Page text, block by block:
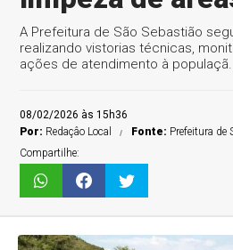
A Prefeitura de São Sebastião
realizando vistorias técnicas,
ações de atendimento à
08/02/2026 às 15h36
Por: Redaçâo Local Fonte: Prefeitura de
Compartilhe: